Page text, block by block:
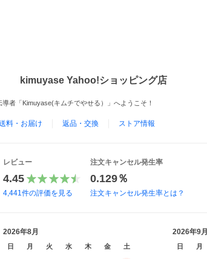
kimuyase Yahoo!ショッピング店
者「Kimuyase(キムチでやせる）」へようこそ！
料・お届け 返品・交換 ストア情報
レビュー
4.45
4,441件の評価を見る
注文キャンセル発生率
0.129％
注文キャンセル発生率とは？
2026年8月
日 月 火 水 木 金 土
2026年9月
日 月